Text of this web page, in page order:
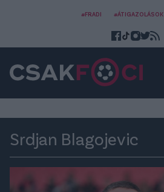
#FRADI #ÁTIGAZOLÁSOK
Srdjan Blagojevic